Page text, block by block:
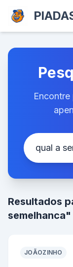
Resultados
semelhanca"
JOÃOZINHO